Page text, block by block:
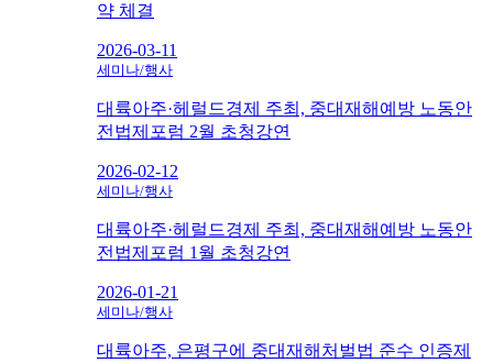
약 체결
2026-03-11
세미나/행사
대륙아주·헤럴드경제 주최, 중대재해예방 노동안
전법제포럼 2월 초청강연
2026-02-12
세미나/행사
대륙아주·헤럴드경제 주최, 중대재해예방 노동안
전법제포럼 1월 초청강연
2026-01-21
세미나/행사
대륙아주, 은평구에 중대재해처벌법 준수 인증제